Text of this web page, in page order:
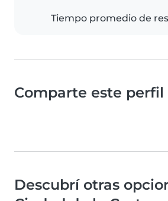
Tiempo promedio de
Comparte este perfil
Descubrí otras